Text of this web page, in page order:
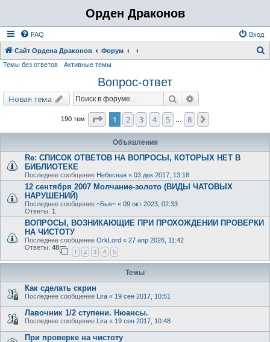
Орден Драконов
FAQ Вход
Сайт Ордена Драконов Форум
Темы без ответов Активные темы
Вопрос-ответ
Новая тема Поиск
190 тем Страница1 из
1 2 3 4 5 8
Объявления
Re: СПИСОК ОТВЕТОВ НА ВОПРОСЫ, КОТОРЫХ НЕТ В
БИБЛИОТЕКЕ
Последнее сообщение Небесная « 03 дек 2017, 13:18
12 сентября 2007 Молчание-золото (ВИДЫ ЧАТОВЫХ
НАРУШЕНИЙ)
Последнее сообщение ~Бык~ « 09 окт 2023, 02:33
Ответы: 1
ВОПРОСЫ, ВОЗНИКАЮЩИЕ ПРИ ПРОХОЖДЕНИИ ПРОВЕРКИ
НА ЧИСТОТУ
Последнее сообщение OrkLord « 27 апр 2026, 11:42
Ответы: 48
1 2 3 4 5
Темы
Как сделать скрин
Последнее сообщение Lira « 19 сен 2017, 10:51
Лавочник 1/2 ступени. Нюансы.
Последнее сообщение Lira « 19 сен 2017, 10:48
При проверке на чистоту